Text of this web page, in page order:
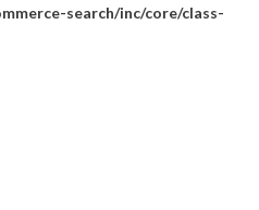
search/inc/core/class-